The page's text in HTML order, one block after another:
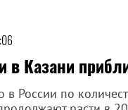
в Казани
в России по